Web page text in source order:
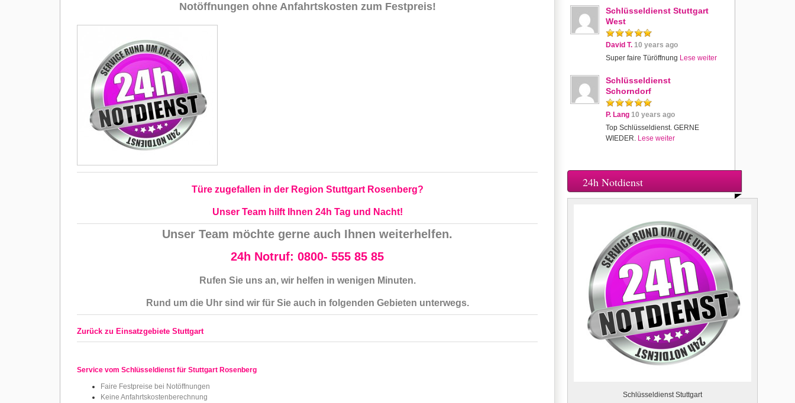
Notöffnungen ohne Anfahrtskosten zum Festpreis!
Türe zugefallen in der Region Stuttgart Rosenberg?
Unser Team hilft Ihnen 24h Tag und Nacht!
Unser Team möchte gerne auch Ihnen weiterhelfen.
24h Notruf: 0800- 555 85 85
Rufen Sie uns an, wir helfen in wenigen Minuten.
Rund um die Uhr sind wir für Sie auch in folgenden Gebieten unterwegs.
Zurück zu Einsatzgebiete Stuttgart
Service vom Schlüsseldienst für Stuttgart Rosenberg
Faire Festpreise bei Notöffnungen
Keine Anfahrtskostenberechnung
Schlüsseldienst Stuttgart
West
David T. 10 years ago
Super faire Türöffnung Lese weiter
Schlüsseldienst
Schorndorf
P. Lang 10 years ago
Top Schlüsseldienst. GERNE
WIEDER. Lese weiter
24h Notdienst
Schlüsseldienst Stuttgart